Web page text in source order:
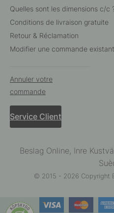
Quelles sont les dimensions c/c
Conditions de livraison gratuite
Retour & Réclamation
Modifier une commande
Annuler votre
commande
Service Client
Beslag Online, Inre
© 2015 - 2026 Copyright